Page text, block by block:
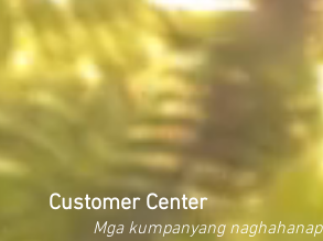
Customer Center
Mga kumpanyang naghahanap